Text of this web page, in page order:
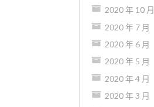
2020 年 10 月
2020 年 7 月
2020 年 6 月
2020 年 5 月
2020 年 4 月
2020 年 3 月